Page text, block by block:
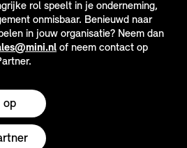
rol speelt in je onderneming,
onmisbaar. Benieuwd naar
in jouw organisatie? Neem dan
of neem contact op
op